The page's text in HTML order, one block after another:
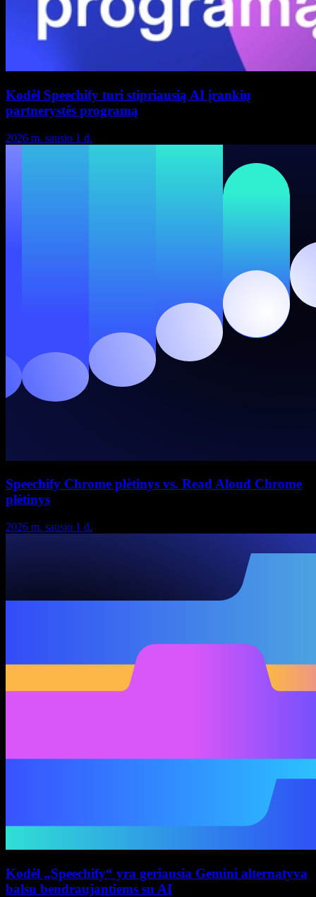
Kodėl Speechify turi stipriausią AI įrankių
partnerystės programą
2026 m. sausio 1 d.
Speechify Chrome plėtinys vs. Read Aloud Chrome
plėtinys
2026 m. sausio 1 d.
Kodėl „Speechify“ yra geriausia Gemini alternatyva
balsu bendraujantiems su AI